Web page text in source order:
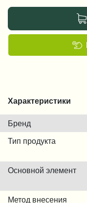
Характеристики
Бренд
Тип продукта
Основной элемент
Метод внесения